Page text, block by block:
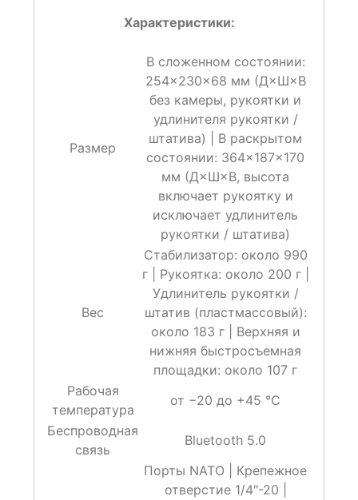
Характеристики:
Размер
В сложенном состоянии:
254×230×68 мм (Д×Ш×В
без камеры, рукоятки и
удлинителя рукоятки /
штатива) | В раскрытом
состоянии: 364×187×170
мм (Д×Ш×В, высота
включает рукоятку и
исключает удлинитель
рукоятки / штатива)
Вес
Стабилизатор: около 990
г | Рукоятка: около 200 г |
Удлинитель рукоятки /
штатив (пластмассовый):
около 183 г | Верхняя и
нижняя быстросъемная
площадки: около 107 г
Рабочая
температура
от −20 до +45 °C
Беспроводная
связь
Bluetooth 5.0
Порты NATO | Крепежное
отверстие 1/4″-20 |